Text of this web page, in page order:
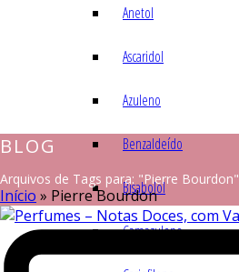
Anetol
Ascaridol
Azuleno
Benzaldeído
Bisabolol
Camazuleno
BLOG
Arquivos de Tags para: "Pierre Bourdon"
Início » Pierre Bourdon